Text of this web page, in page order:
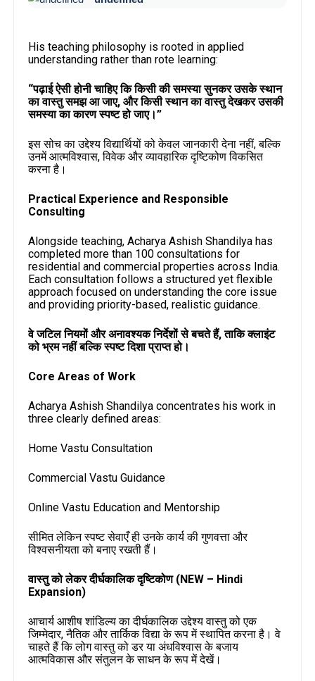
His teaching philosophy is rooted in applied
understanding rather than rote learning:
“पढ़ाई ऐसी होनी चाहिए कि किसी की समस्या सुनकर उसके स्थान
का वास्तु समझ आ जाए, और किसी स्थान का वास्तु देखकर उसकी
समस्या का कारण स्पष्ट हो जाए।”
इस सोच का उद्देश्य विद्यार्थियों को केवल जानकारी देना नहीं, बल्कि
उनमें आत्मविश्वास, विवेक और व्यावहारिक दृष्टिकोण विकसित
करना है।
Practical Experience and Responsible
Consulting
Alongside teaching, Acharya Ashish Shandilya has
completed more than 100 consultations for
residential and commercial properties across India.
Each consultation follows a structured yet flexible
approach focused on understanding the core issue
and providing priority-based, realistic guidance.
वे जटिल नियमों और अनावश्यक निर्देशों से बचते हैं, ताकि क्लाइंट
को भ्रम नहीं बल्कि स्पष्ट दिशा प्राप्त हो।
Core Areas of Work
Acharya Ashish Shandilya concentrates his work in
three clearly defined areas:
Home Vastu Consultation
Commercial Vastu Guidance
Online Vastu Education and Mentorship
सीमित लेकिन स्पष्ट सेवाएँ ही उनके कार्य की गुणवत्ता और
विश्वसनीयता को बनाए रखती हैं।
वास्तु को लेकर दीर्घकालिक दृष्टिकोण (NEW – Hindi
Expansion)
आचार्य आशीष शांडिल्य का दीर्घकालिक उद्देश्य वास्तु को एक
जिम्मेदार, नैतिक और तार्किक विद्या के रूप में स्थापित करना है। वे
चाहते हैं कि लोग वास्तु को डर या अंधविश्वास के बजाय
आत्मविकास और संतुलन के साधन के रूप में देखें।